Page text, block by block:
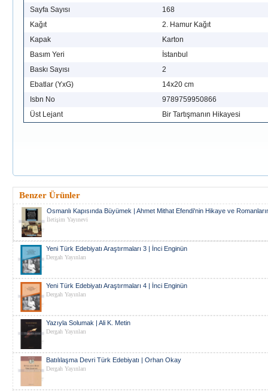
Sayfa Sayısı
168
Kağıt
2. Hamur Kağıt
Kapak
Karton
Basım Yeri
İstanbul
Baskı Sayısı
2
Ebatlar (YxG)
14x20 cm
Isbn No
9789759950866
Üst Lejant
Bir Tartışmanın Hikayesi
Benzer Ürünler
Osmanlı Kapısında Büyümek | Ahmet Mithat Efendi'nin Hikaye ve
İletişim Yayınevi
Yeni Türk Edebiyatı Araştırmaları 3 | İnci Enginün
Dergah Yayınları
Yeni Türk Edebiyatı Araştırmaları 4 | İnci Enginün
Dergah Yayınları
Yazıyla Solumak | Ali K. Metin
Dergah Yayınları
Batılılaşma Devri Türk Edebiyatı | Orhan Okay
Dergah Yayınları